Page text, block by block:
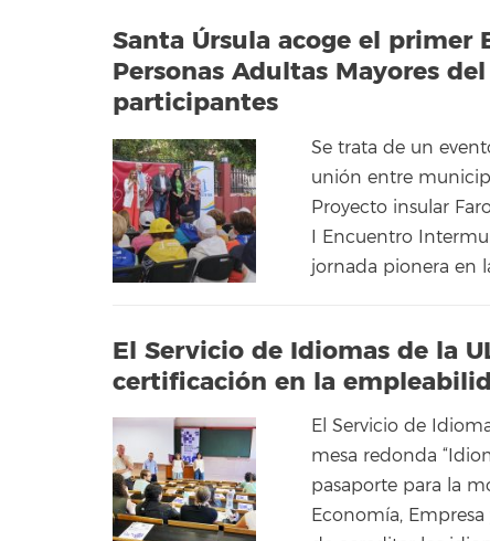
Santa Úrsula acoge el
Personas Adultas Mayores
participantes
Se trata de un
unión entre
Proyecto insular
I Encuentro
jornada pionera en
El Servicio de Idiomas de la
certificación en la
El Servicio de
mesa redonda
pasaporte para la
Economía,